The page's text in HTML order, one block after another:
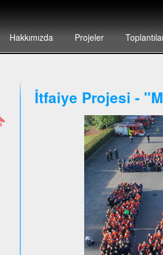
Hakkımızda Projeler
İtfaiye Projesi -